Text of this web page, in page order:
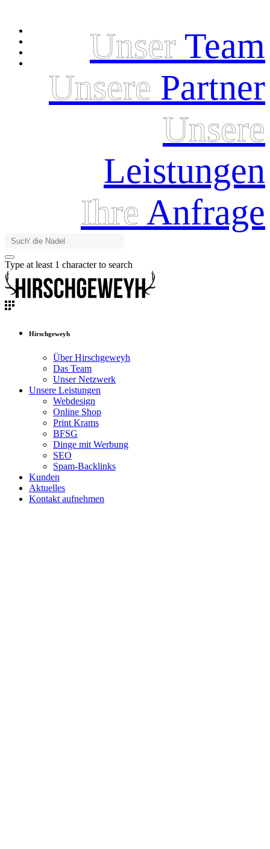
Unser Team
Unsere Partner
Unsere
Leistungen
Ihre Anfrage
Type at least 1 character to search
Hirschgeweyh
Über Hirschgeweyh
Das Team
Unser Netzwerk
Unsere Leistungen
Webdesign
Online Shop
Print Krams
BFSG
Dinge mit Werbung
SEO
Spam-Backlinks
Kunden
Aktuelles
Kontakt aufnehmen